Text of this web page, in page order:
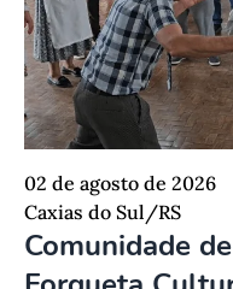
02 de agosto de 2026
Caxias do Sul/RS
Comunidade